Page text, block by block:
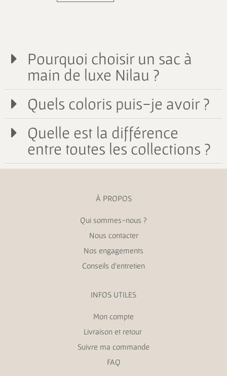
Pourquoi choisir un sac à
main de luxe Nilau ?
Quels coloris puis-je avoir ?
Quelle est la différence
entre toutes les collections ?
À PROPOS
Qui sommes-nous ?
Nous contacter
Nos engagements
Conseils d’entretien
INFOS UTILES
Mon compte
Livraison et retour
Suivre ma commande
FAQ